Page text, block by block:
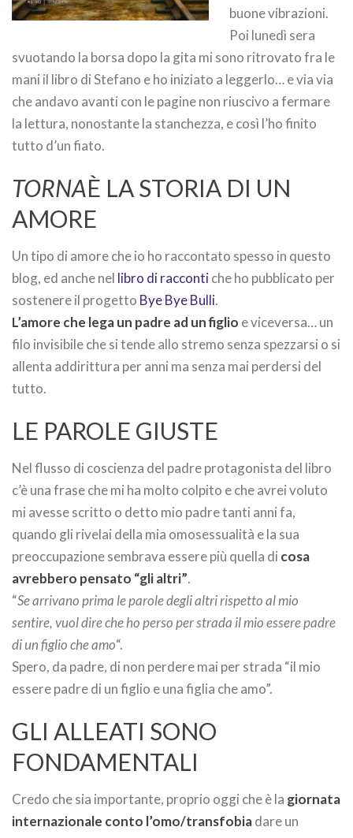
buone vibrazioni.
Poi lunedì sera
svuotando la borsa dopo la gita mi sono ritrovato fra le
mani il libro di Stefano e ho iniziato a leggerlo… e via via
che andavo avanti con le pagine non riuscivo a fermare
la lettura, nonostante la stanchezza, e così l’ho finito
tutto d’un fiato.
TORNAÈ LA STORIA DI UN
AMORE
Un tipo di amore che io ho raccontato spesso in questo
blog, ed anche nel libro di raccontiche ho pubblicato per
sostenere il progetto Bye Bye Bulli.
L’amore che lega un padre ad un figlio e viceversa… un
filo invisibile che si tende allo stremo senza spezzarsi o si
allenta addirittura per anni ma senza mai perdersi del
tutto.
LE PAROLE GIUSTE
Nel flusso di coscienza del padre protagonista del libro
c’è una frase che mi ha molto colpito e che avrei voluto
mi avesse scritto o detto mio padre tanti anni fa,
quando gli rivelai della mia omosessualità e la sua
preoccupazione sembrava essere più quella di cosa
avrebbero pensato “gli altri”.
“Se arrivano prima le parole degli altri rispetto al mio
sentire, vuol dire che ho perso per strada il mio essere padre
di un figlio che amo“.
Spero, da padre, di non perdere mai per strada “il mio
essere padre di un figlio e una figlia che amo”.
GLI ALLEATI SONO
FONDAMENTALI
Credo che sia importante, proprio oggi che è la giornata
internazionale conto l’omo/transfobiadare un